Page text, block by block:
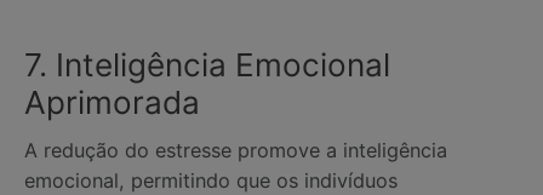
7. Inteligência Emocional
Aprimorada
A redução do estresse promove a inteligência
emocional, permitindo que os indivíduos